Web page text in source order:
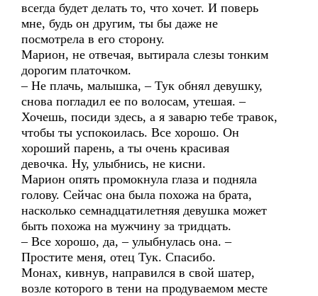
всегда будет делать то, что хочет. И поверь
мне, будь он другим, ты бы даже не
посмотрела в его сторону.
Марион, не отвечая, вытирала слезы тонким
дорогим платочком.
– Не плачь, малышка, – Тук обнял девушку,
снова погладил ее по волосам, утешая. –
Хочешь, посиди здесь, а я заварю тебе травок,
чтобы ты успокоилась. Все хорошо. Он
хороший парень, а ты очень красивая
девочка. Ну, улыбнись, не кисни.
Марион опять промокнула глаза и подняла
голову. Сейчас она была похожа на брата,
насколько семнадцатилетняя девушка может
быть похожа на мужчину за тридцать.
– Все хорошо, да, – улыбнулась она. –
Простите меня, отец Тук. Спасибо.
Монах, кивнув, направился в свой шатер,
возле которого в тени на продуваемом месте